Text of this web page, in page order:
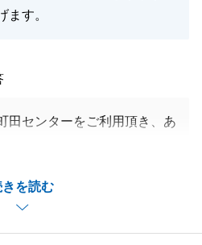
ます。
きを読む
田センターをご利用頂き、あ
引渡しまで終えることができ
ございます。